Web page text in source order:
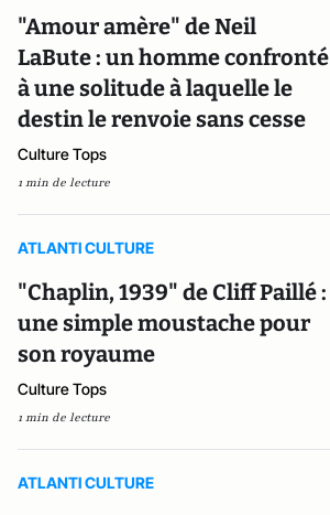
"Amour amère" de Neil
LaBute : un homme confronté
à une solitude à laquelle le
destin le renvoie sans cesse
Culture Tops
1 min de lecture
ATLANTI CULTURE
"Chaplin, 1939" de Cliff Paillé :
une simple moustache pour
son royaume
Culture Tops
1 min de lecture
ATLANTI CULTURE